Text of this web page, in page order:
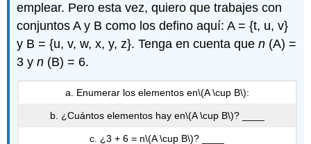
emplear. Pero esta vez, quiero que trabajes con
conjuntos A y B como los defino aquí: A = {t, u, v}
y B = {u, v, w, x, y, z}. Tenga en cuenta quen (A) =
3 yn (B) = 6.
a. Enumerar los elementos en\(A \cup B\):
b. ¿Cuántos elementos hay en\(A \cup B\)? ____
c. ¿3 + 6 = n\(A \cup B\)? ____